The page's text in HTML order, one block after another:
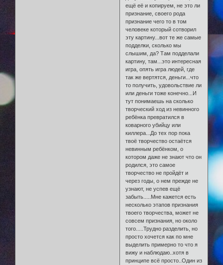
ещё её и копируем, не это ли
признание, своего рода
признание чего то в том
человеке который сотворил
эту картину...вот те же самые
подделки, сколько мы
слышим, да? Там подделали
картину, там...это интересная
игра, опять игра людей, где
так же вертятся, деньги...что
то получить, удовольствие ли
или деньги тоже конечно...И
тут понимаешь на сколько
творческий ход из невинного
ребёнка превратился в
коварного убийцу или
киллера...До тех пор пока
твоё творчество остаётся
невинным ребёнком, о
котором даже не знают что он
родился, это самое
творчество не пройдёт и
через годы, о нем прежде не
узнают, не успев ещё
забыть.....Мне кажется есть
несколько этапов признания
твоего творчества, может не
совсем признания, но около
того.....Трудно разделить, но
просто хочется как по мне
выделить примерно то что я
вижу и наблюдаю..хотя в
принципе всё просто..Один из